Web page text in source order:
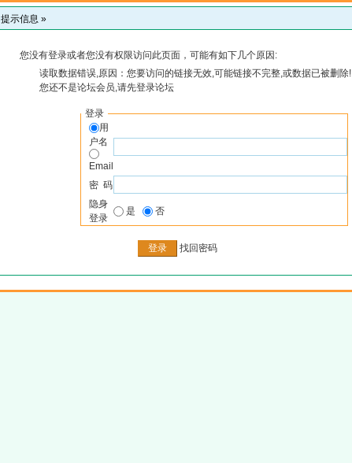
提示信息 »
您没有登录或者您没有权限访问此页面，可能有如下几个原因:
读取数据错误,原因：您要访问的链接无效,可能链接不完整,或数据已被删除!
您还不是论坛会员,请先登录论坛
登录
用
户名
Email
密 码
隐身
登录
是 否
找回密码